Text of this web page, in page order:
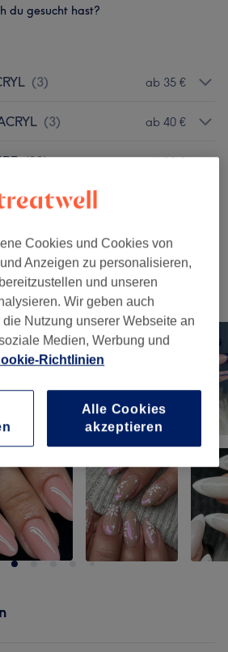
du gesucht hast?
(3) ab 35 €
(3) ab 40 €
(11) ab 10 €
)
ab 15 €
Details
Cookies und Cookies von
Anzeigen zu personalisieren,
und unseren
Wir geben auch
die Nutzung unserer Webseite an
Medien, Werbung und
Richtlinien
Alle Cookies
akzeptieren